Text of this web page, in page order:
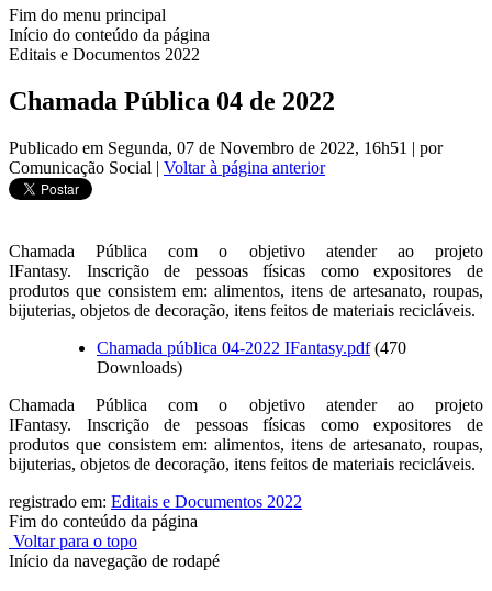
Fim do menu principal
Início do conteúdo da página
Editais e Documentos 2022
Chamada Pública 04 de 2022
Publicado em Segunda, 07 de Novembro de 2022, 16h51 | por
Comunicação Social | Voltar à página anterior
Chamada Pública com o objetivo atender ao projeto
IFantasy. Inscrição de pessoas físicas como expositores de
produtos que consistem em: alimentos, itens de artesanato, roupas,
bijuterias, objetos de decoração, itens feitos de materiais recicláveis.
Chamada pública 04-2022 IFantasy.pdf (470
Downloads)
Chamada Pública com o objetivo atender ao projeto
IFantasy. Inscrição de pessoas físicas como expositores de
produtos que consistem em: alimentos, itens de artesanato, roupas,
bijuterias, objetos de decoração, itens feitos de materiais recicláveis.
registrado em: Editais e Documentos 2022
Fim do conteúdo da página
Voltar para o topo
Início da navegação de rodapé